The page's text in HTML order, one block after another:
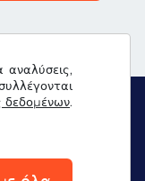
αναλύσεις,
δεδομένων.